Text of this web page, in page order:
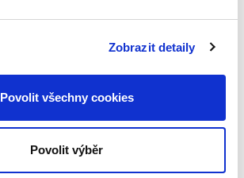
Zobrazit detaily
Povolit všechny cookies
Povolit výběr
Nepominutelný
vydědění